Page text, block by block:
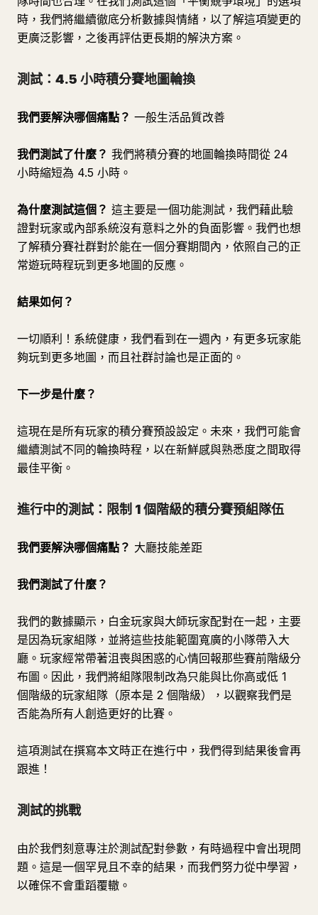
時，我們將繼續徹底分析數據與情緒，以了解這項變更的
更廣泛影響，之後再評估更長期的解決方案。
測試：4.5 小時積分賽地圖輪換
我們要解決哪個痛點？ 一般生活品質改善
我們測試了什麼？ 我們將積分賽的地圖輪換時間從 24
小時縮短為 4.5 小時。
為什麼測試這個？ 這主要是一個功能測試，我們藉此驗
證對玩家或內部系統沒有意料之外的負面影響。我們也想
了解積分賽社群對於能在一個分賽期間內，依照自己的正
常遊玩時程玩到更多地圖的反應。
結果如何？
一切順利！系統健康，我們看到在一週內，有更多玩家能
夠玩到更多地圖，而且社群討論也是正面的。
下一步是什麼？
這現在是所有玩家的積分賽預設設定。未來，我們可能會
繼續測試不同的輪換時程，以在新鮮感與熟悉度之間取得
最佳平衡。
進行中的測試：限制 1 個階級的積分賽預組隊伍
我們要解決哪個痛點？ 大廳技能差距
我們測試了什麼？
我們的數據顯示，白金玩家與大師玩家配對在一起，主要
是因為玩家組隊，並將這些技能範圍寬廣的小隊帶入大
廳。玩家經常帶著沮喪與困惑的心情回報那些賽前階級分
布圖。因此，我們將組隊限制改為只能與比你高或低 1
個階級的玩家組隊（原本是 2 個階級），以觀察我們是
否能為所有人創造更好的比賽。
這項測試在撰寫本文時正在進行中，我們得到結果後會再
跟進！
測試的挑戰
由於我們刻意專注於測試配對參數，有時過程中會出現問
題。這是一個罕見且不幸的結果，而我們努力從中學習，
以確保不會重蹈覆轍。